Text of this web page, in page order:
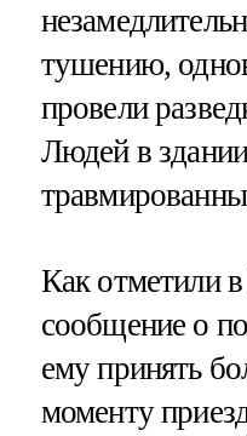
тушению,
провели
Людей в
Как отметили
сообщение о
ему принять
моменту